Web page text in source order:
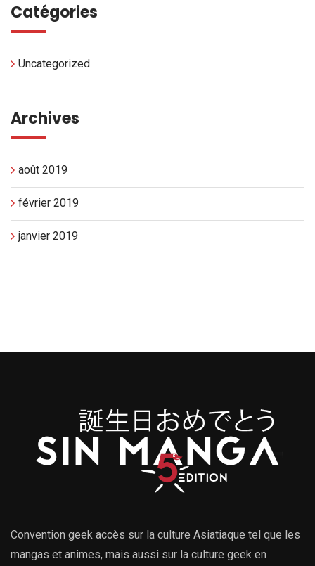
Catégories
Uncategorized
Archives
août 2019
février 2019
janvier 2019
Convention geek accès sur la culture Asiatiaque tel que les
mangas et animes, mais aussi sur la culture geek en